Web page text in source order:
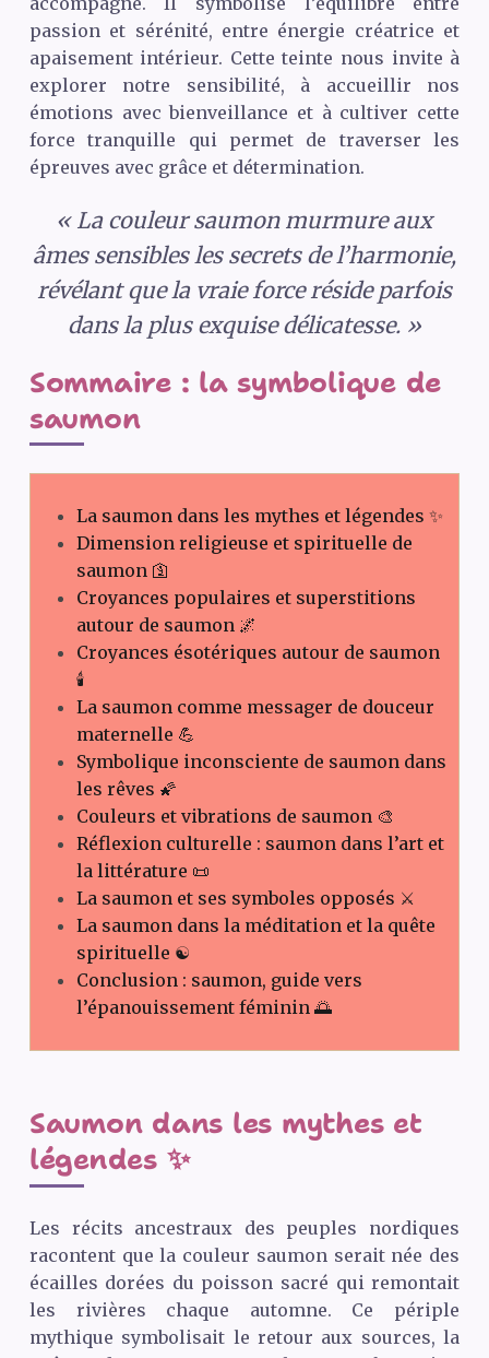
passion et sérénité, entre énergie créatrice et
apaisement intérieur. Cette teinte nous invite à
explorer notre sensibilité, à accueillir nos
émotions avec bienveillance et à cultiver cette
force tranquille qui permet de traverser les
épreuves avec grâce et détermination.
« La couleur saumon murmure aux
âmes sensibles les secrets de l’harmonie,
révélant que la vraie force réside parfois
dans la plus exquise délicatesse. »
Sommaire : la symbolique de
saumon
La saumon dans les mythes et légendes ✨
Dimension religieuse et spirituelle de
saumon 🛐
Croyances populaires et superstitions
autour de saumon 🌌
Croyances ésotériques autour de saumon
🕯️
La saumon comme messager de douceur
maternelle 💪
Symbolique inconsciente de saumon dans
les rêves 🌠
Couleurs et vibrations de saumon 🎨
Réflexion culturelle : saumon dans l’art et
la littérature 📜
La saumon et ses symboles opposés ⚔️
La saumon dans la méditation et la quête
spirituelle ☯️
Conclusion : saumon, guide vers
l’épanouissement féminin 🌅
Saumon dans les mythes et
légendes ✨
Les récits ancestraux des peuples nordiques
racontent que la couleur saumon serait née des
écailles dorées du poisson sacré qui remontait
les rivières chaque automne. Ce périple
mythique symbolisait le retour aux sources, la